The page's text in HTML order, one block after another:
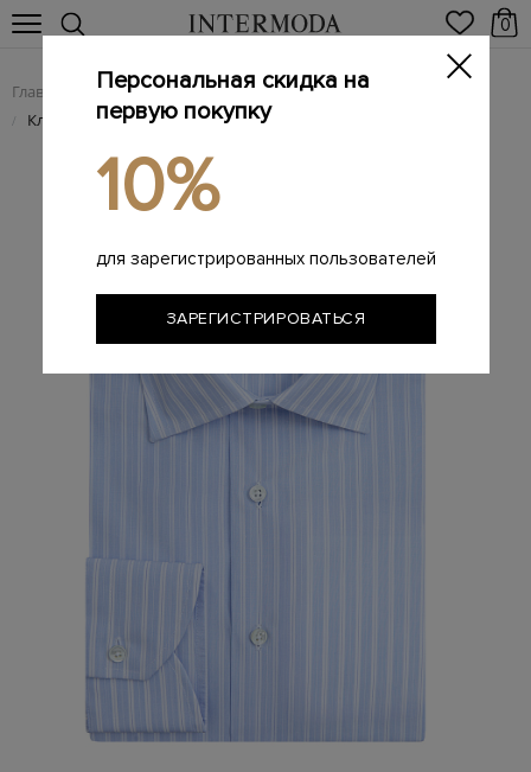
0
Главная Мужчинам
/ Классическая рубашка из гладкого поплина в полоску
Персональная скидка на
первую покупку
10%
для зарегистрированных пользователей
ЗАРЕГИСТРИРОВАТЬСЯ